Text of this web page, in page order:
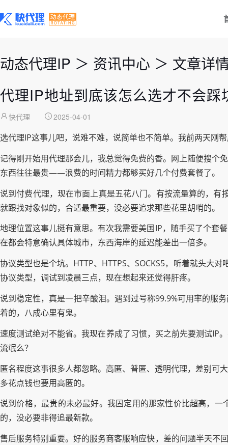
动态代理IP ＞ 资讯中心 ＞ 文章详
代理IP地址到底该怎么选才不会踩
快代理 2025-04-01
选代理IP这事儿吧，说难不难，说简单也不简单。我前两天刚
记得刚开始用代理那会儿，我总觉得免费的香。网上随便搜个
东西往往最贵——浪费的时间精力都够买好几个付费套餐了。
说到付费代理，现在市面上真是五花八门。有按流量算的，
就跟找对象似的，合适最重要，没必要追求那些花里胡哨的。
地理位置这事儿挺有意思。有次我需要美国IP，随手买了个
在都会特意确认具体城市，东西海岸的延迟能差出一倍多。
协议类型也是个坑。HTTP、HTTPS、SOCKS5，听着就头大
协议类型，调试到凌晨三点，现在想起来还觉得肝疼。
说到稳定性，真是一把辛酸泪。遇到过号称99.9%可用率的服
着的，八成心里有鬼。
速度测试绝对不能省。我现在养成了习惯，买之前先要测试IP
流氓么？
匿名程度这事很多人都忽略。高匿、普匿、透明代理，差别可
多花点钱也要用高匿的。
说到价格，最贵的未必最好。我固定用的那家性价比超高，
的，没必要非得追最新款。
售后服务特别重要。好的服务商客服响应快，差的问题半天不